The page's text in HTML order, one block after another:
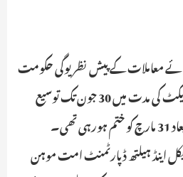
معاملات کے پیش نظر یوگی حکومت
نے ریاست میں موثر وبائی ایکٹ کی مدت میں 30 جون تک توسیع
اینڈ ہیلتھ ڈپارٹمنٹ امت موہن